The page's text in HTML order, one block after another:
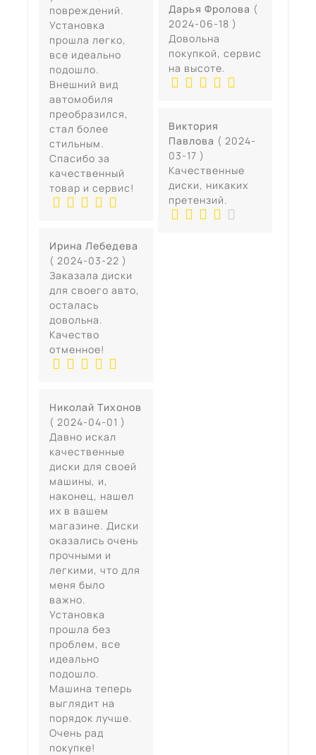
повреждений.
Установка
прошла легко,
все идеально
подошло.
Внешний вид
автомобиля
преобразился,
стал более
стильным.
Спасибо за
качественный
товар и сервис!
Ирина Лебедева
( 2024-03-22 )
Заказала диски
для своего авто,
осталась
довольна.
Качество
отменное!
Николай Тихонов
( 2024-04-01 )
Давно искал
качественные
диски для своей
машины, и,
наконец, нашел
их в вашем
магазине. Диски
оказались очень
прочными и
легкими, что для
меня было
важно.
Установка
прошла без
проблем, все
идеально
подошло.
Машина теперь
выглядит на
порядок лучше.
Очень рад
покупке!
Дарья Фролова (
2024-06-18 )
Довольна
покупкой, сервис
на высоте.
Виктория
Павлова ( 2024-
03-17 )
Качественные
диски, никаких
претензий.